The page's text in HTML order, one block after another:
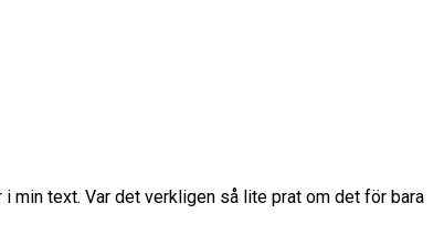
min text. Var det verkligen så lite prat om det för bara